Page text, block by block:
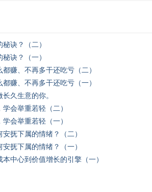
诀？（二）
诀？（一）
赚、不再多干还吃亏（二）
赚、不再多干还吃亏（一）
久生意的你。
学会举重若轻（二）
学会举重若轻（一）
抚下属的情绪？（二）
抚下属的情绪？（一）
中心到价值增长的引擎（一）